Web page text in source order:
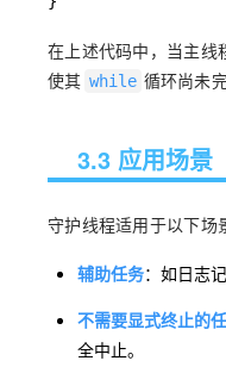
在上述代码中，当主线
使其 while 循环尚未完
3.3 应用场景
守护线程适用于以下场
辅助任务：如日志
不需要显式终止的
全中止。